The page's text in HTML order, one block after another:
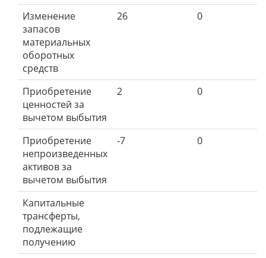
Изменение
запасов
материальных
оборотных
средств
26 0
Приобретение
ценностей за
вычетом выбытия
2 0
Приобретение
непроизведенных
активов за
вычетом выбытия
-7 0
Капитальные
трансферты,
подлежащие
получению